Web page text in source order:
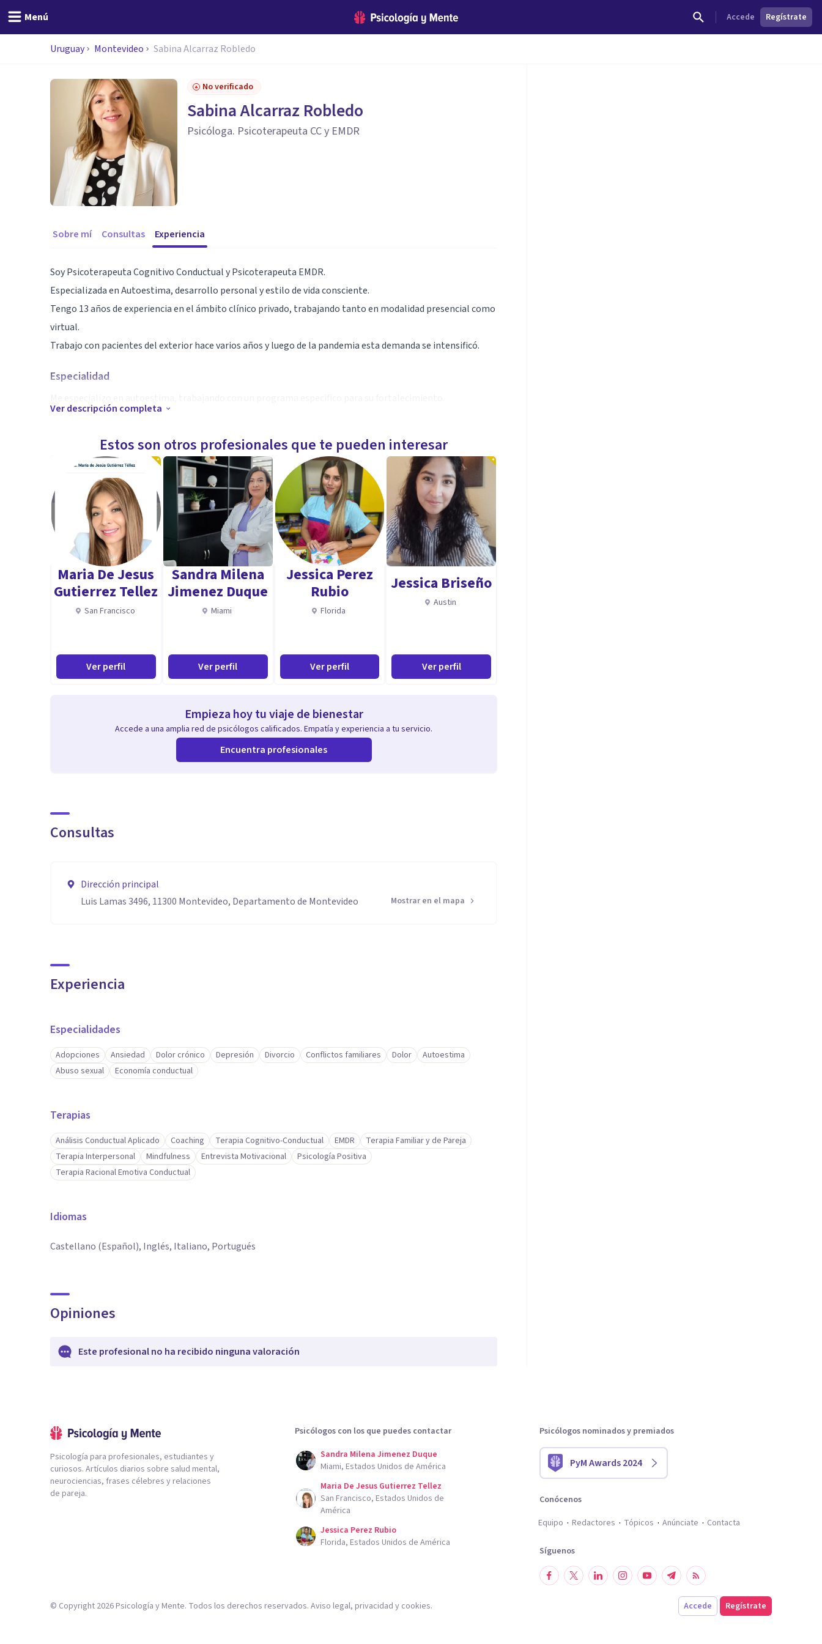
Menú Accede Regístrate
Uruguay Montevideo Sabina Alcarraz Robledo
No verificado
Sabina Alcarraz Robledo
Psicóloga. Psicoterapeuta CC y EMDR
Sobre mí Consultas Experiencia
Soy Psicoterapeuta Cognitivo Conductual y Psicoterapeuta EMDR.
Especializada en Autoestima, desarrollo personal y estilo de vida consciente.
Tengo 13 años de experiencia en el ámbito clínico privado, trabajando tanto en modalidad presencial como
virtual.
Trabajo con pacientes del exterior hace varios años y luego de la pandemia esta demanda se intensificó.
Especialidad
Además, he diseñado otros programas específicos como: mejora de calidad del sueño, gestión de estrés y
Soy pionera en el país en Psicoestética.
Aptitudes
He diseñado el único programa de fortalecimiento de autoestima en Sudamérica
Soy pionera y única profesional en el Uruguay que realiza el abordaje de Psicoestética.
Ver descripción completa
Estos son otros profesionales que te pueden interesar
Maria De Jesus
Gutierrez Tellez
San Francisco
Ver perfil
Sandra Milena
Jimenez Duque
Miami
Ver perfil
Jessica Perez
Rubio
Florida
Ver perfil
Jessica Briseño
Austin
Ver perfil
Empieza hoy tu viaje de bienestar
Accede a una amplia red de psicólogos calificados. Empatía y experiencia a tu servicio.
Encuentra profesionales
Consultas
Dirección principal
Luis Lamas 3496, 11300 Montevideo, Departamento de Montevideo
Mostrar en el mapa
Experiencia
Especialidades
Adopciones Ansiedad Dolor crónico Depresión Divorcio Conflictos familiares Dolor
Autoestima
Abuso sexual
Economía conductual
Terapias
Análisis Conductual Aplicado Coaching Terapia Cognitivo-Conductual EMDR
Terapia Familiar y de Pareja
Terapia Interpersonal
Mindfulness Entrevista Motivacional
Psicología Positiva
Terapia Racional Emotiva Conductual
Idiomas
Castellano (Español), Inglés, Italiano, Portugués
Opiniones
Este profesional no ha recibido ninguna valoración
Psicología para profesionales, estudiantes y
curiosos. Artículos diarios sobre salud mental,
neurociencias, frases célebres y relaciones
de pareja.
Psicólogos con los que puedes contactar
Sandra Milena Jimenez Duque
Miami, Estados Unidos de América
Maria De Jesus Gutierrez Tellez
San Francisco, Estados Unidos de
América
Jessica Perez Rubio
Florida, Estados Unidos de América
Psicólogos nominados y premiados
PyM Awards 2024
Conócenos
Equipo
Redactores Tópicos Anúnciate Contacta
Síguenos
Accede Regístrate
© Copyright 2026Psicología y Mente. Todos los derechos reservados. Aviso legal, privacidad y cookies.